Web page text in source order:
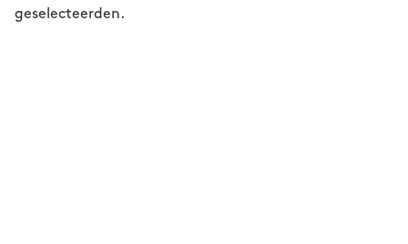
geselecteerden.